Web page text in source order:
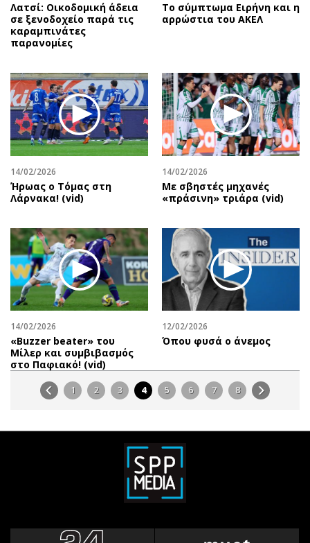
Λατσί: Οικοδομική άδεια
σε ξενοδοχείο παρά τις
καραμπινάτες
παρανομίες
Το σύμπτωμα Ειρήνη και η
αρρώστια του ΑΚΕΛ
14/02/2026
Ήρωας ο Τόμας στη
Λάρνακα! (vid)
14/02/2026
Με σβηστές μηχανές
«πράσινη» τριάρα (vid)
14/02/2026
«Βuzzer beater» του
Μίλερ και συμβιβασμός
στο Παφιακό! (vid)
12/02/2026
Όπου φυσά ο άνεμος
1 2 3 4 5 6 7 8